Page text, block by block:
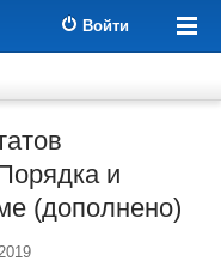
Войти
и
(дополнено)